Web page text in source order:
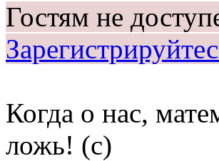
Гостям не
Когда о нас,
ложь! (c)